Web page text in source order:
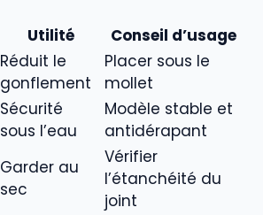
Utilité
Conseil d’usage
Réduit le
gonflement
Placer sous le
mollet
Sécurité
sous l’eau
Modèle stable et
antidérapant
Garder au
sec
Vérifier
l’étanchéité du
joint